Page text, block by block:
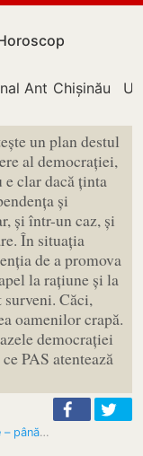
Anticorupție
Chișinău
un plan destul
al democrației,
clar dacă ținta
și
și într-un caz, și
În situația
de a promova
la rațiune și la
Căci,
oamenilor crapă.
democrației
PAS atentează
Irina Vlah: PAS „taie” listele electorale – până la 1,5 milioane de…